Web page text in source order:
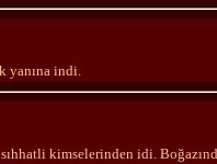
yanına indi.
kimselerinden idi.